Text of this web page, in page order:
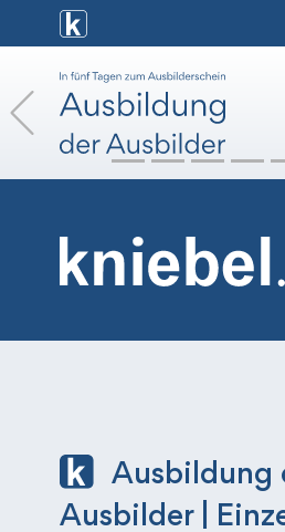
[ weiterbildung ]
[ onlinekurse ]
[ hr-service ]
[ shop ]
Previous
Ausbildung
Ausbilder |